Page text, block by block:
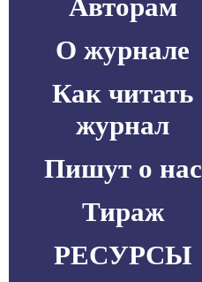
Авторам
О журнале
Как читать
журнал
Пишут о нас
Тираж
РЕСУРСЫ